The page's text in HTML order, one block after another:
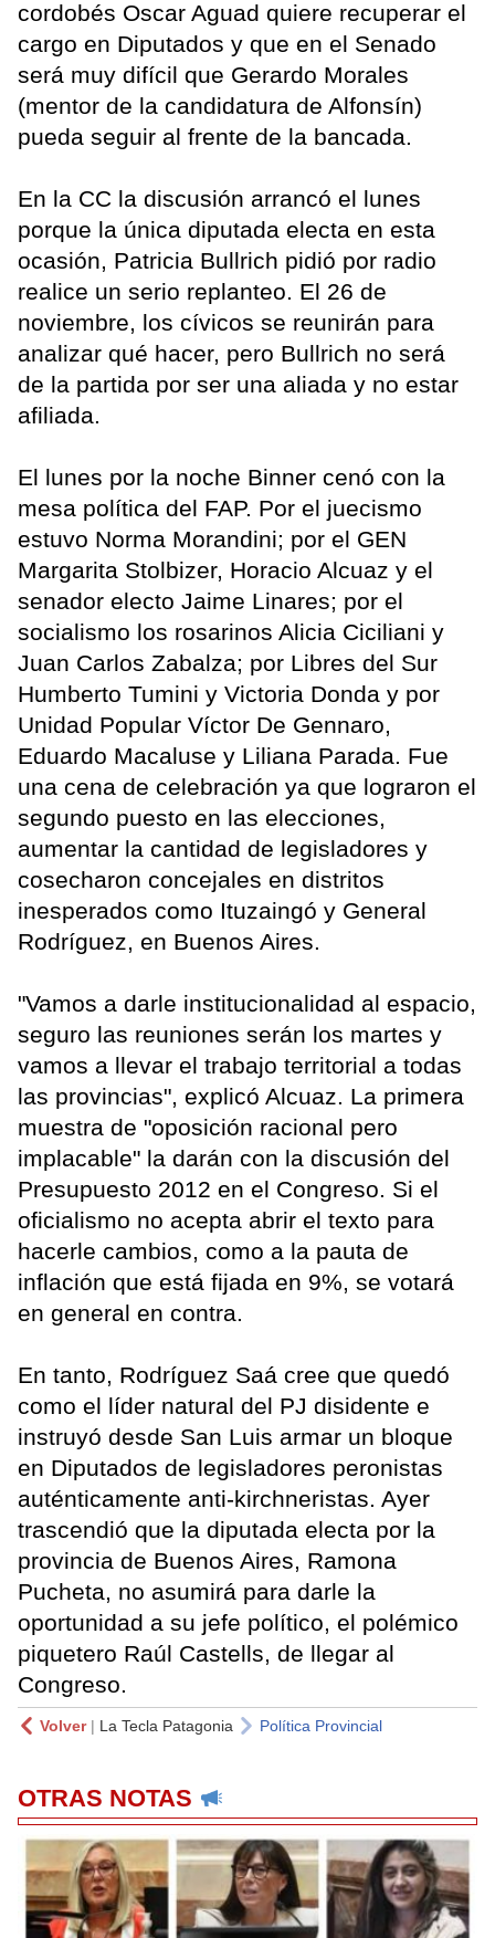
cordobés Oscar Aguad quiere recuperar el
cargo en Diputados y que en el Senado
será muy difícil que Gerardo Morales
(mentor de la candidatura de Alfonsín)
pueda seguir al frente de la bancada.
En la CC la discusión arrancó el lunes
porque la única diputada electa en esta
ocasión, Patricia Bullrich pidió por radio
realice un serio replanteo. El 26 de
noviembre, los cívicos se reunirán para
analizar qué hacer, pero Bullrich no será
de la partida por ser una aliada y no estar
afiliada.
El lunes por la noche Binner cenó con la
mesa política del FAP. Por el juecismo
estuvo Norma Morandini; por el GEN
Margarita Stolbizer, Horacio Alcuaz y el
senador electo Jaime Linares; por el
socialismo los rosarinos Alicia Ciciliani y
Juan Carlos Zabalza; por Libres del Sur
Humberto Tumini y Victoria Donda y por
Unidad Popular Víctor De Gennaro,
Eduardo Macaluse y Liliana Parada. Fue
una cena de celebración ya que lograron el
segundo puesto en las elecciones,
aumentar la cantidad de legisladores y
cosecharon concejales en distritos
inesperados como Ituzaingó y General
Rodríguez, en Buenos Aires.
"Vamos a darle institucionalidad al espacio,
seguro las reuniones serán los martes y
vamos a llevar el trabajo territorial a todas
las provincias", explicó Alcuaz. La primera
muestra de "oposición racional pero
implacable" la darán con la discusión del
Presupuesto 2012 en el Congreso. Si el
oficialismo no acepta abrir el texto para
hacerle cambios, como a la pauta de
inflación que está fijada en 9%, se votará
en general en contra.
En tanto, Rodríguez Saá cree que quedó
como el líder natural del PJ disidente e
instruyó desde San Luis armar un bloque
en Diputados de legisladores peronistas
auténticamente anti-kirchneristas. Ayer
trascendió que la diputada electa por la
provincia de Buenos Aires, Ramona
Pucheta, no asumirá para darle la
oportunidad a su jefe político, el polémico
piquetero Raúl Castells, de llegar al
Congreso.
Volver| La Tecla Patagonia Política Provincial
OTRAS NOTAS